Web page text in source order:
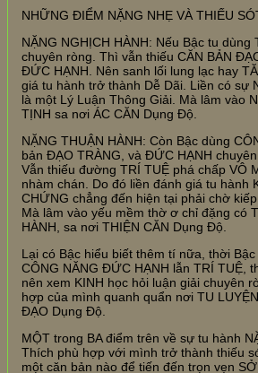
NHỮNG ĐIỂM NẶNG NHẸ VÀ THIẾU
NẶNG NGHỊCH HÀNH: Nếu Bậc tu dùng
chuyên ròng. Thì vẫn thiếu CĂN BẢN
ĐỨC HẠNH. Nên sanh lối lung lạc hay
giá tu hành trở thành Dễ Dãi. Liền có sự
là một Lý Luận Thông Giải. Mà lâm vào
TỊNH sa nơi ÁC CĂN Dụng Độ.
NẶNG THUẬN HÀNH: Còn Bậc dùng
bản ĐẠO TRÀNG, và ĐỨC HẠNH
Vẫn thiếu đường TRÍ TUỆ phá chấp VÔ
nhàm chán. Do đó liền đánh giá tu hành
CHỨNG chẳng đến hiện tại phải chờ
Mà lâm vào yếu mềm thờ ơ chỉ đặng có
HÀNH, sa nơi THIỆN CĂN Dụng Độ.
Lại có Bậc hiểu biết thêm tí nữa, thời
CÔNG NĂNG ĐỨC HẠNH lẫn TRÍ TUỆ,
nên xem KINH học hỏi luận giải chuyên
hợp của mình quanh quẩn nơi TU
ĐẠO Dụng Độ.
MỘT trong BA điểm trên về sự tu hành
Thích phù hợp với mình trở thành thiếu
một căn bản nào để tiến đến trọn vẹn